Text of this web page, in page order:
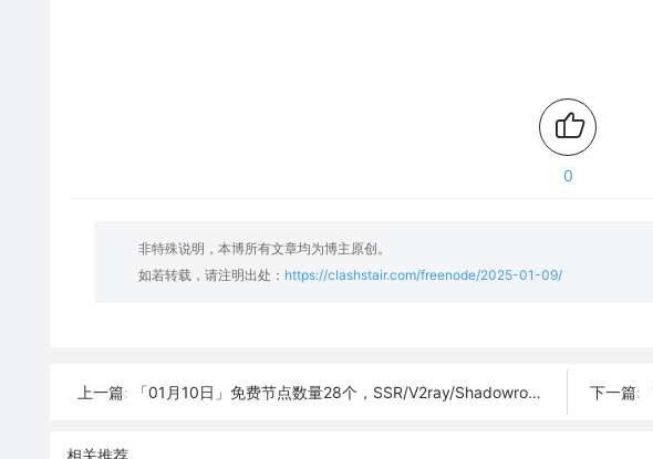
0
非特殊说明，本博所有文章均为博主原创。
如若转载，请注明出处： https://clashstair.com/freenode/2025-01-09/
上一篇: 「01月10日」免费节点数量28个，SSR/V2ray/Shadowrocket/Clash订阅链接 下一篇:
相关推荐